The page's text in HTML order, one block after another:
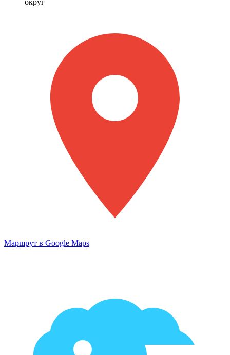
округ
Маршрут в Google Maps